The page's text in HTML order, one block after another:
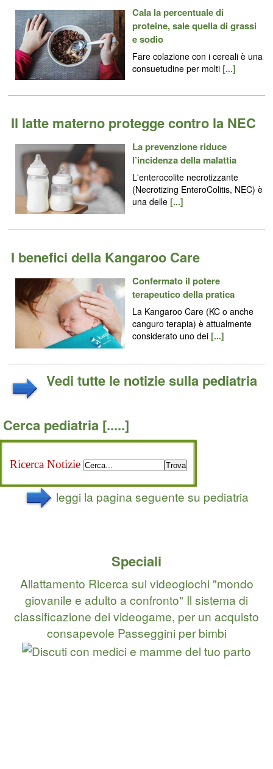
Cala la percentuale di
proteine, sale quella di grassi
e sodio
Fare colazione con i cereali è una
consuetudine per molti [...]
Il latte materno protegge contro la NEC
La prevenzione riduce
l’incidenza della malattia
L'enterocolite necrotizzante
(Necrotizing EnteroColitis, NEC) è
una delle [...]
I benefici della Kangaroo Care
Confermato il potere
terapeutico della pratica
La Kangaroo Care (KC o anche
canguro terapia) è attualmente
considerato uno dei [...]
Vedi tutte le notizie sulla pediatria
Cerca pediatria [.....]
Ricerca Notizie Trova
leggi la pagina seguente su pediatria
Speciali
Allattamento Ricerca sui videogiochi "mondo
giovanile e adulto a confronto" Il sistema di
classificazione dei videogame, per un acquisto
consapevole Passeggini per bimbi